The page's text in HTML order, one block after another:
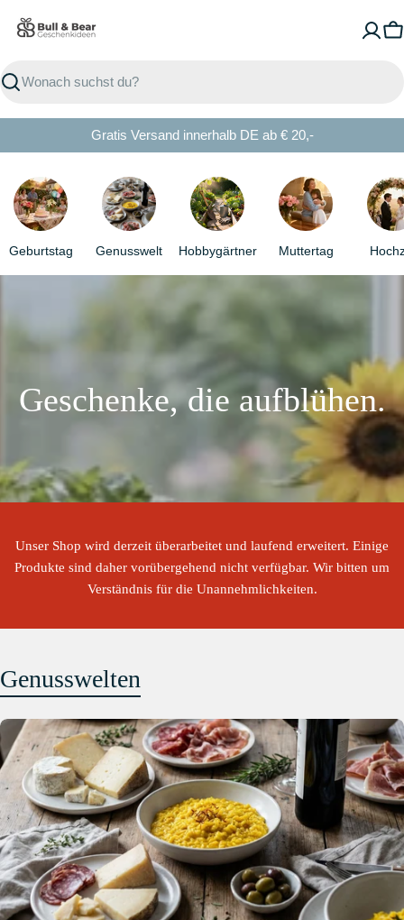
Inhalt
Suchen
Gratis Versand innerhalb DE ab € 20,-
Geburtstag Genusswelt Hobbygärtner Muttertag
Geschenke, die aufblühen.
Unser Shop wird derzeit überarbeitet und laufend erweitert. Einige
Produkte sind daher vorübergehend nicht verfügbar. Wir bitten um
Verständnis für die Unannehmlichkeiten.
Genusswelten